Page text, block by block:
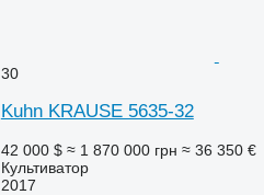
30
Kuhn KRAUSE 5635-32
42 000 $ ≈ 1 870 000 грн ≈ 36 350 €
Культиватор
2017